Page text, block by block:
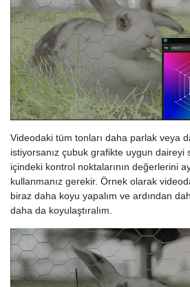
Videodaki tüm tonları daha parlak veya
istiyorsanız çubuk grafikte uygun daireyi
içindeki kontrol noktalarının değerlerini
kullanmanız gerekir. Örnek olarak
biraz daha koyu yapalım ve ardından
daha da koyulaştıralım.